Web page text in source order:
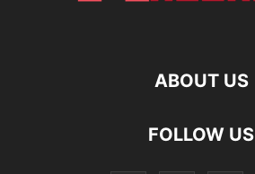
ABOUT US
FOLLOW US